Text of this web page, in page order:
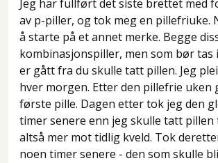
Jeg har fullført det siste brettet med
av p-piller, og tok meg en pillefriuke.
å starte på et annet merke. Begge
kombinasjonspiller, men som bør tas
er gått fra du skulle tatt pillen. Jeg
hver morgen. Etter den pillefrie uken
første pille. Dagen etter tok jeg den
timer senere enn jeg skulle tatt pillen
altså mer mot tidlig kveld. Tok
noen timer senere - den som skulle